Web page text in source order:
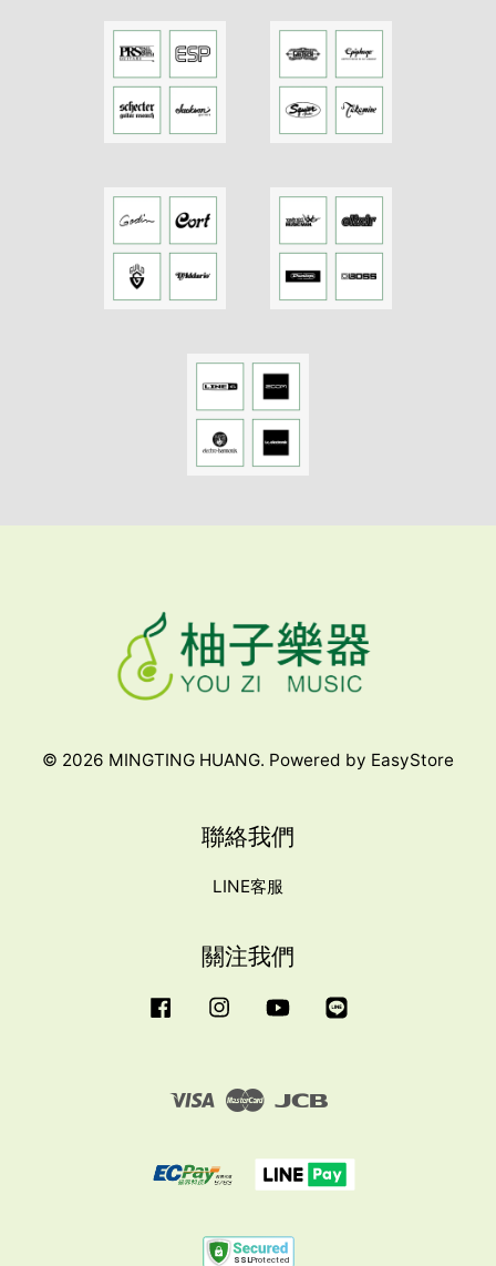
© 2026 MINGTING HUANG. Powered by EasyStore
聯絡我們
LINE客服
關注我們
FacebookInstagramYouTube
Visa Master